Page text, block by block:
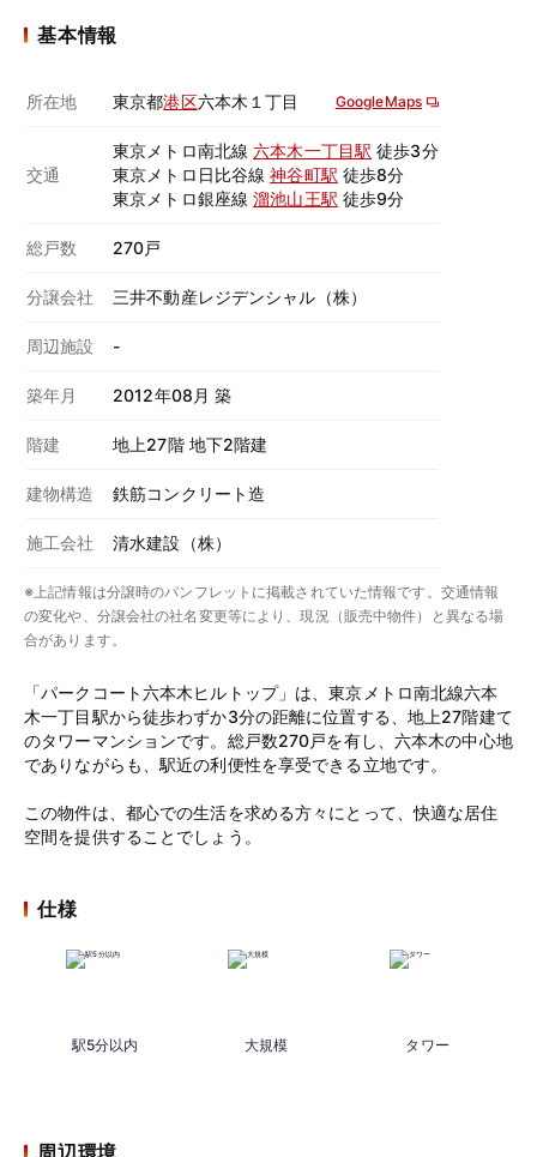
基本情報
所在地 東京都港区六本木１丁目 GoogleMaps
交通
東京メトロ南北線六本木一丁目駅 徒歩3分
東京メトロ日比谷線神谷町駅 徒歩8分
東京メトロ銀座線溜池山王駅 徒歩9分
総戸数 270戸
分譲会社 三井不動産レジデンシャル（株）
周辺施設 -
築年月 2012年08月 築
階建 地上27階 地下2階建
建物構造 鉄筋コンクリート造
施工会社 清水建設（株）
※上記情報は分譲時のパンフレットに掲載されていた情報です。交通情報
の変化や、分譲会社の社名変更等により、現況（販売中物件）と異なる場
合があります。
「パークコート六本木ヒルトップ」は、東京メトロ南北線六本
木一丁目駅から徒歩わずか3分の距離に位置する、地上27階建て
のタワーマンションです。総戸数270戸を有し、六本木の中心地
でありながらも、駅近の利便性を享受できる立地です。
この物件は、都心での生活を求める方々にとって、快適な居住
空間を提供することでしょう。
仕様
駅5分以内 大規模 タワー
周辺環境